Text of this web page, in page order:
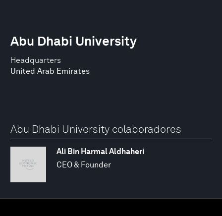
Headquarters
United Arab Emirates
Abu Dhabi University
Abu Dhabi University colaboradores
Ali Bin Harmal Aldhaheri
CEO & Founder